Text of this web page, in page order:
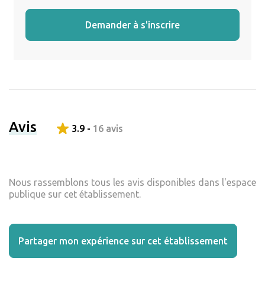
Demander à s'inscrire
Avis 3.9 - 16 avis
Nous rassemblons tous les avis disponibles dans l'espace
publique sur cet établissement.
Partager mon expérience sur cet établissement